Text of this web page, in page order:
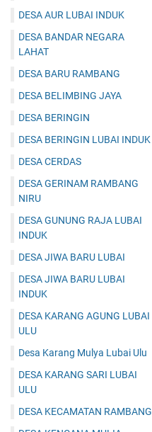
DESA AUR LUBAI INDUK
DESA BANDAR NEGARA
LAHAT
DESA BARU RAMBANG
DESA BELIMBING JAYA
DESA BERINGIN
DESA BERINGIN LUBAI INDUK
DESA CERDAS
DESA GERINAM RAMBANG
NIRU
DESA GUNUNG RAJA LUBAI
INDUK
DESA JIWA BARU LUBAI
DESA JIWA BARU LUBAI
INDUK
DESA KARANG AGUNG LUBAI
ULU
Desa Karang Mulya Lubai Ulu
DESA KARANG SARI LUBAI
ULU
DESA KECAMATAN RAMBANG